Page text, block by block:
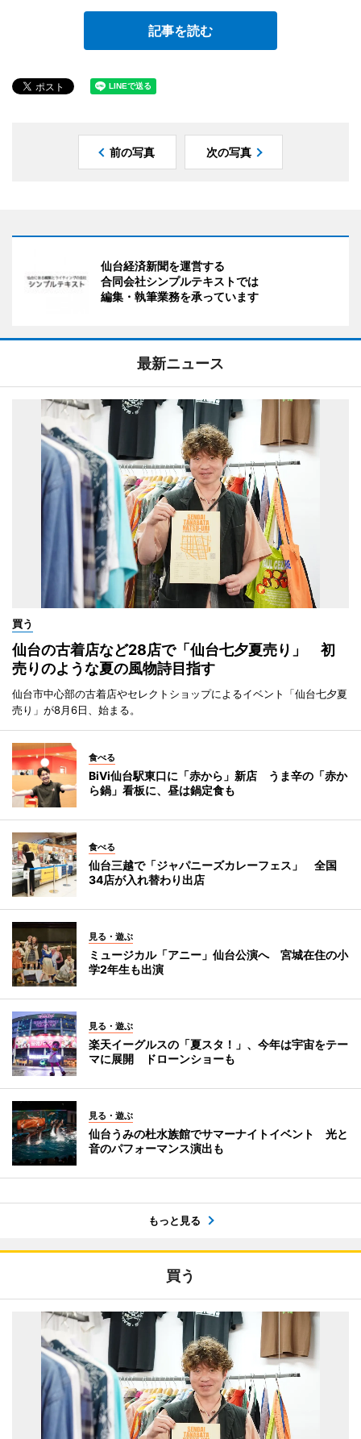
記事を読む
前の写真 次の写真
仙台経済新聞を運営する
合同会社シンプルテキストでは
編集・執筆業務を承っています
最新ニュース
買う
仙台の古着店など28店で「仙台七夕夏売り」 初
売りのような夏の風物詩目指す
仙台市中心部の古着店やセレクトショップによるイベント「仙台七夕夏
売り」が8月6日、始まる。
食べる
BiVi仙台駅東口に「赤から」新店 うま辛の「赤か
ら鍋」看板に、昼は鍋定食も
食べる
仙台三越で「ジャパニーズカレーフェス」 全国
34店が入れ替わり出店
見る・遊ぶ
ミュージカル「アニー」仙台公演へ 宮城在住の小
学2年生も出演
見る・遊ぶ
楽天イーグルスの「夏スタ！」、今年は宇宙をテー
マに展開 ドローンショーも
見る・遊ぶ
仙台うみの杜水族館でサマーナイトイベント 光と
音のパフォーマンス演出も
もっと見る
買う